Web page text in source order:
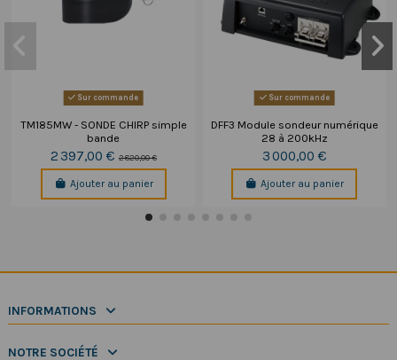
Sur commande
TM185MW - SONDE CHIRP simple
bande
2 397,00 €2 820,00 €
Ajouter au panier
Sur commande
DFF3 Module sondeur numérique
28 à 200kHz
3 000,00 €
Ajouter au panier
INFORMATIONS
NOTRE SOCIÉTÉ